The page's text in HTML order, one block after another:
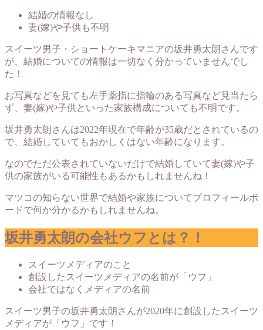
結婚の情報なし
妻(嫁)や子供も不明
スイーツ男子・ショートケーキマニアの坂井勇太朗さんです
が、結婚についての情報は一切なく分かっていませんでし
た！
お写真などを見ても左手薬指に指輪のある写真など見当たら
ず、妻(嫁)や子供といった家族構成についても不明です。
坂井勇太朗さんは2022年現在で年齢が35歳だとされているの
で、結婚していてもおかしくはない年齢になります。
なのでただ公表されていないだけで結婚していて妻(嫁)や子
供の家族がいる可能性もあるかもしれませんね！
マツコの知らない世界で結婚や家族についてプロフィールボ
ードで何か分かるかもしれませんね。
坂井勇太朗の会社ウフとは？！
スイーツメディアのこと
創設したスイーツメディアの名前が「ウフ」
会社ではなくメディアの名前
スイーツ男子の坂井勇太朗さんが2020年に創設したスイーツ
メディアが「ウフ」です！